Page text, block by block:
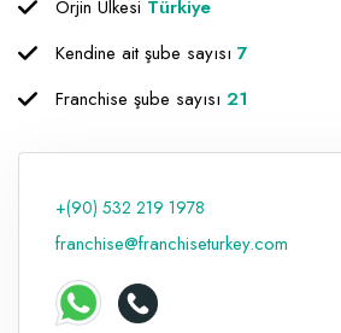
Proje - İnşaat ve Tesisat
Raf ve Depo Sistemleri
Reklam - Tanıtım - PR ve İnternet
Seyahat - Rent A Car
Tabela - Dijital Baskı
Orjin Ülkesi Türkiye
Kendine ait şube sayısı 7
Franchise şube sayısı 21
+(90) 532 219 1978
franchise@franchiseturkey.com